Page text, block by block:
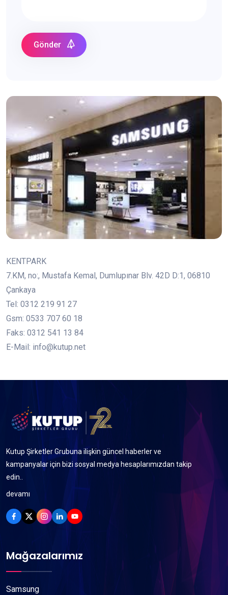
Gönder
KENTPARK
7.KM, no:, Mustafa Kemal, Dumlupınar Blv. 42D D:1, 06810
Çankaya
Tel: 0312 219 91 27
Gsm: 0533 707 60 18
Faks: 0312 541 13 84
E-Mail: info@kutup.net
Kutup Şirketler Grubuna ilişkin güncel haberler ve
kampanyalar için bizi sosyal medya hesaplarımızdan takip
edin..
devamı
Mağazalarımız
Samsung